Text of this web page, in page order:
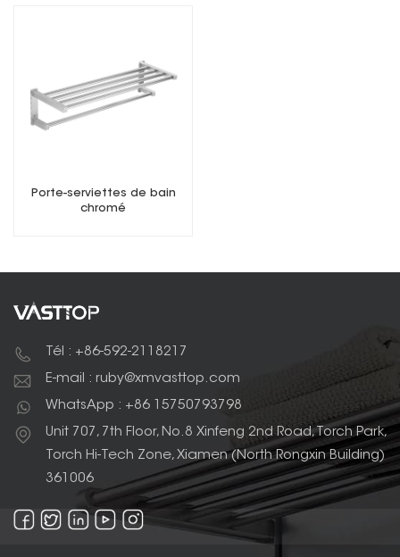
Porte-serviettes de bain
chromé
Tél : +86-592-2118217
E-mail : ruby@xmvasttop.com
WhatsApp : +86 15750793798
Unit 707, 7th Floor, No.8 Xinfeng 2nd Road, Torch Park,
Torch Hi-Tech Zone, Xiamen (North Rongxin Building)
361006